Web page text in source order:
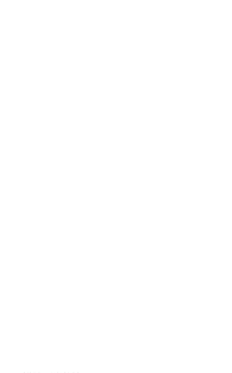
- vad väljer du?